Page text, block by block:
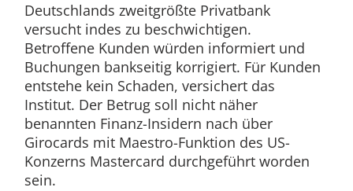
Deutschlands zweitgrößte Privatbank
versucht indes zu beschwichtigen.
Betroffene Kunden würden informiert und
Buchungen bankseitig korrigiert. Für Kunden
entstehe kein Schaden, versichert das
Institut. Der Betrug soll nicht näher
benannten Finanz-Insidern nach über
Girocards mit Maestro-Funktion des US-
Konzerns Mastercard durchgeführt worden
sein.